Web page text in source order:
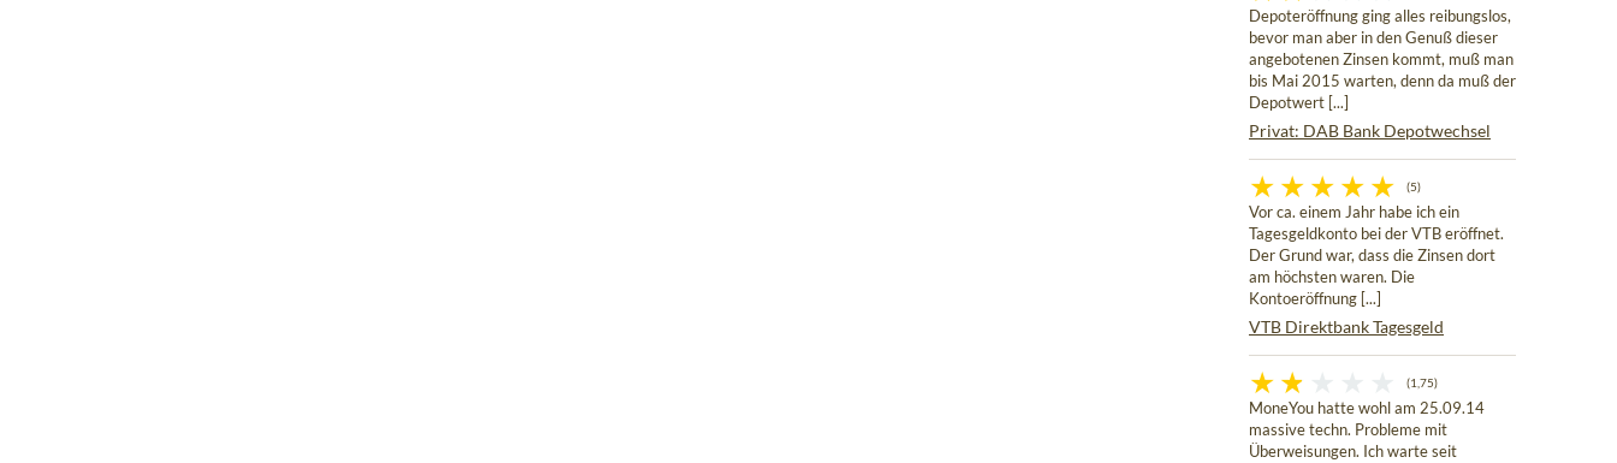
Depoteröffnung ging alles reibungslos,
bevor man aber in den Genuß dieser
angebotenen Zinsen kommt, muß man
bis Mai 2015 warten, denn da muß der
Depotwert [...]
Privat: DAB Bank Depotwechsel
(5)
Vor ca. einem Jahr habe ich ein
Tagesgeldkonto bei der VTB eröffnet.
Der Grund war, dass die Zinsen dort
am höchsten waren. Die
Kontoeröffnung [...]
VTB Direktbank Tagesgeld
(1,75)
MoneYou hatte wohl am 25.09.14
massive techn. Probleme mit
Überweisungen. Ich warte seit